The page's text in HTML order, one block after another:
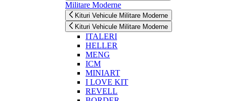
Militare Moderne
Kituri Vehicule Militare Moderne
Kituri Vehicule Militare Moderne
ITALERI
HELLER
MENG
ICM
MINIART
I LOVE KIT
REVELL